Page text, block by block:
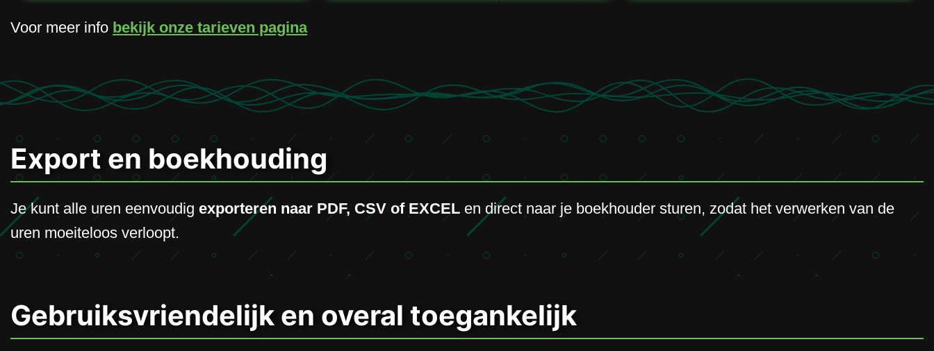
Voor meer info bekijk onze tarieven pagina
Export en boekhouding
Je kunt alle uren eenvoudig exporteren naar PDF, CSV of EXCEL en direct naar je boekhouder sturen, zodat het verwerken van de
uren moeiteloos verloopt.
Gebruiksvriendelijk en overal toegankelijk